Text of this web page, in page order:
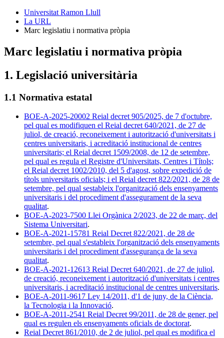
Universitat Ramon Llull
La URL
Marc legislatiu i normativa pròpia
Marc legislatiu i normativa pròpia
1. Legislació universitària
1.1 Normativa estatal
BOE-A-2025-20002 Reial decret 905/2025, de 7 d'octubre,
pel qual es modifiquen el Reial decret 640/2021, de 27 de
juliol, de creació, reconeixement i autorització d'universitats i
centres universitaris, i acreditació institucional de centres
universitaris; el Reial decret 1509/2008, de 12 de setembre,
pel qual es regula el Registre d'Universitats, Centres i Títols;
el Reial decret 1002/2010, del 5 d'agost, sobre expedició de
títols universitaris oficials; i el Reial decret 822/2021, de 28 de
setembre, pel qual sestableix l'organització dels ensenyaments
universitaris i del procediment d'assegurament de la seva
qualitat.
BOE-A-2023-7500 Llei Orgànica 2/2023, de 22 de març, del
Sistema Universitari.
BOE-A-2021-15781 Reial Decret 822/2021, de 28 de
setembre, pel qual s'estableix l'organització dels ensenyaments
universitaris i del procediment d'assegurança de la seva
qualitat.
BOE-A-2021-12613 Reial Decret 640/2021, de 27 de juliol,
de creació, reconeixement i autorització d'universitats i centres
universitaris, i acreditació institucional de centres universitaris.
BOE-A-2011-9617 Ley 14/2011, d'1 de juny, de la Ciència,
la Tecnologia i la Innovació.
BOE-A-2011-2541 Reial Decret 99/2011, de 28 de gener, pel
qual es regulen els ensenyaments oficials de doctorat.
Reial Decret 861/2010, de 2 de juliol, pel qual es modifica el